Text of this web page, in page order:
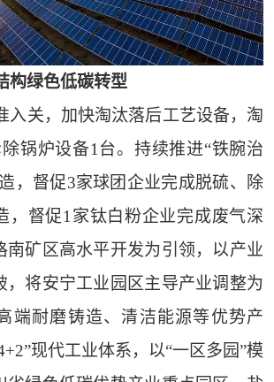
构绿色低碳转型
入关，加快淘汰落后工艺设备，淘
锅炉设备1台。持续推进“铁腕治
，督促3家球团企业完成脱硫、除
，督促1家钛白粉企业完成废气深
南矿区高水平开发为引领，以产业
，将安宁工业园区主导产业调整为
端耐磨铸造、清洁能源等优势产
现代工业体系，以“一区多园”模